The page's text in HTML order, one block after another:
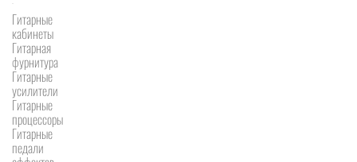
Гитарные
кабинеты
Гитарная
фурнитура
Гитарные
усилители
Гитарные
процессоры
Гитарные
педали